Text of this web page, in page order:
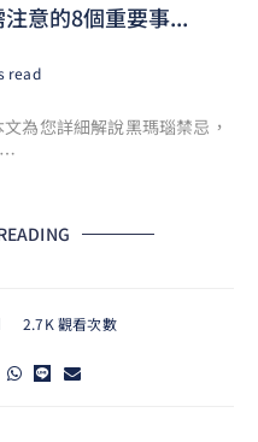
意的8個重要事...
read
為您詳細解說黑瑪瑙禁忌，
2.7K 觀看次數